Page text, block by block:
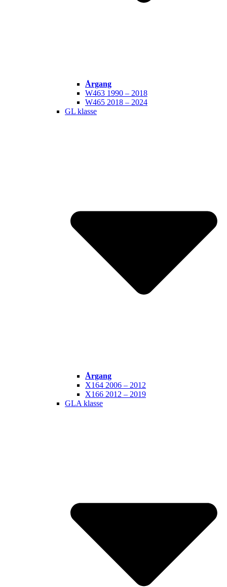
Årgang
W463 1990 – 2018
W465 2018 – 2024
GL klasse
Årgang
X164 2006 – 2012
X166 2012 – 2019
GLA klasse